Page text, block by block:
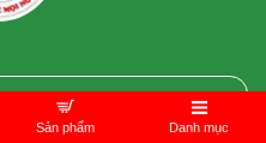
8.1K
Sản phẩm Danh mục